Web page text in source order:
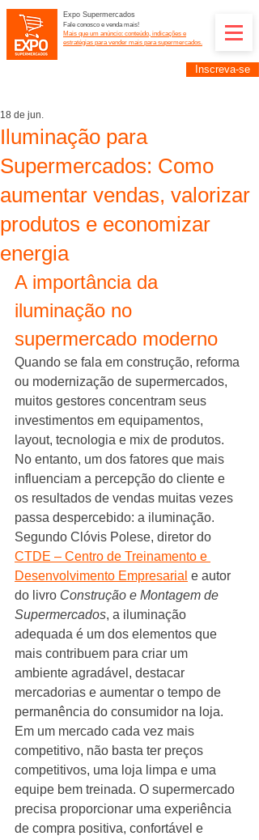
Expo Supermercados
Fale conosco e venda mais!
Mais que um anúncio: conteúdo, indicações e
estratégias para vender mais para supermercados.
Inscreva-se
Iluminação para
Supermercados: Como
aumentar vendas, valorizar
produtos e economizar
energia
18 de jun.
A importância da
iluminação no
supermercado moderno
Quando se fala em construção, reforma
ou modernização de supermercados,
muitos gestores concentram seus
investimentos em equipamentos,
layout, tecnologia e mix de produtos.
No entanto, um dos fatores que mais
influenciam a percepção do cliente e
os resultados de vendas muitas vezes
passa despercebido: a iluminação.
Segundo Clóvis Polese, diretor do
CTDE – Centro de Treinamento e
Desenvolvimento Empresarial e autor
do livro Construção e Montagem de
Supermercados, a iluminação
adequada é um dos elementos que
mais contribuem para criar um
ambiente agradável, destacar
mercadorias e aumentar o tempo de
permanência do consumidor na loja.
Em um mercado cada vez mais
competitivo, não basta ter preços
competitivos, uma loja limpa e uma
equipe bem treinada. O supermercado
precisa proporcionar uma experiência
de compra positiva, confortável e